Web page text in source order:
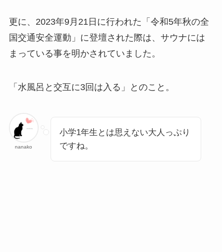
更に、2023年9月21日に行われた「令和5年秋の全
国交通安全運動」に登壇された際は、サウナには
まっている事を明かされていました。
「水風呂と交互に3回は入る」とのこと。
nanako
小学1年生とは思えない大人っぷり
ですね。